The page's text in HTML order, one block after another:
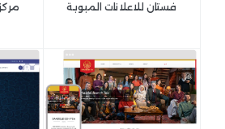
فستان للاعلانات المبوبة